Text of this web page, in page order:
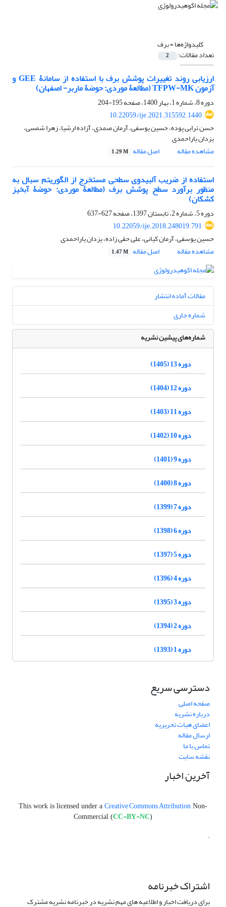
کلیدواژه‌ها =برف
تعداد مقالات: 2
ارزیابی روند تغییرات پوشش برف با استفاده از سامانۀ GEE و
آزمون TFPW-MK (مطالعۀ موردی: حوضۀ ماربر- اصفهان)
دوره 8، شماره 1، بهار 1400، صفحه
195-204
10.22059/ije.2021.315592.1440
حسن ترابی پوده، حسین یوسفی، آرمان صمدی، آزاده ارشیا، زهرا شمسی،
یزدان یاراحمدی
مشاهده مقاله
اصل مقاله 1.29 M
استفاده از ضریب آلبیدوی سطحی مستخرج از الگوریتم سبال به
منظور برآورد سطح پوشش برف (مطالعۀ موردی: حوضۀ آبخیز
کشکان)
دوره 5، شماره 2، تابستان 1397، صفحه
627-637
10.22059/ije.2018.248019.791
حسین یوسفی، آرمان کیانی، علی حقی زاده، یزدان یاراحمدی
مشاهده مقاله
اصل مقاله 1.47 M
مقالات آماده انتشار
شماره جاری
شماره‌های پیشین نشریه
دوره 13 (1405)
دوره 12 (1404)
دوره 11 (1403)
دوره 10 (1402)
دوره 9 (1401)
دوره 8 (1400)
دوره 7 (1399)
دوره 6 (1398)
دوره 5 (1397)
دوره 4 (1396)
دوره 3 (1395)
دوره 2 (1394)
دوره 1 (1393)
دسترسی سریع
صفحه اصلی
درباره نشریه
اعضای هیات تحریریه
ارسال مقاله
تماس با ما
نقشه سایت
آخرین اخبار
This work is licensed under a Creative Commons Attribution Non-
Commercial (CC-BY-NC)
.
اشتراک خبرنامه
برای دریافت اخبار و اطلاعیه های مهم نشریه در خبرنامه نشریه مشترک